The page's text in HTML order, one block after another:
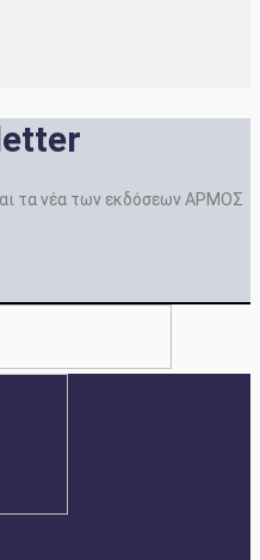
τα νέα των εκδόσεων ΑΡΜΟΣ